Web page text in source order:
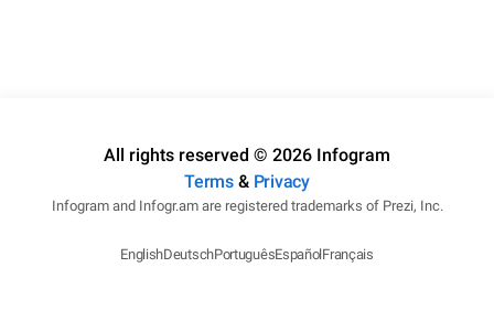
All rights reserved © 2026 Infogram
Terms& Privacy
Infogram and Infogr.am are registered trademarks of Prezi, Inc.
EnglishDeutschPortuguêsEspañolFrançais